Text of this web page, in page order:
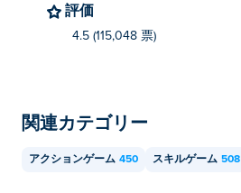
評価
4.5 (115,048 票)
関連カテゴリー
アクションゲーム 450 スキルゲーム 508